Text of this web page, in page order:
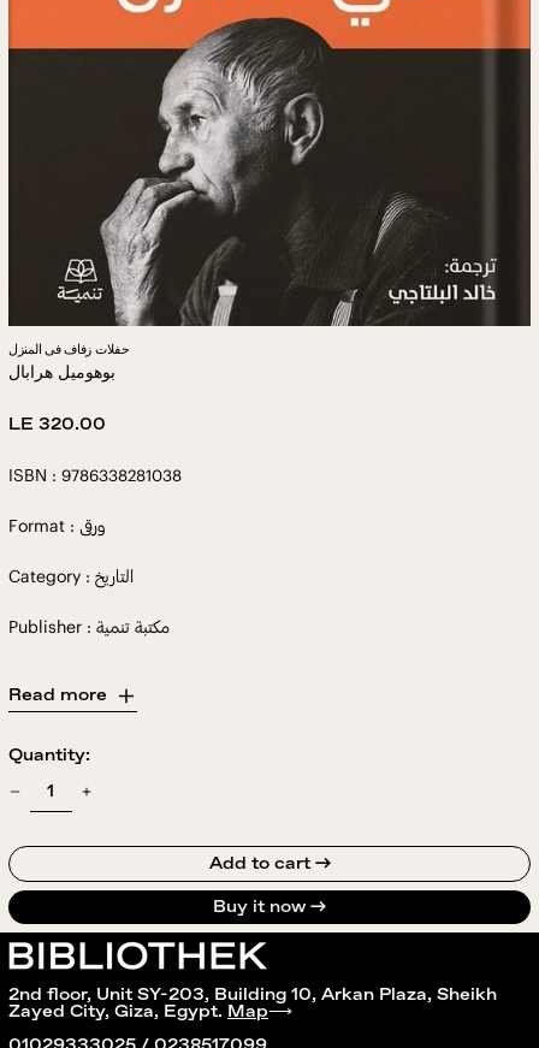
حفلات زفاف فى المنزل
بوهوميل هرابال
Regular
LE 320.00
ISBN : 9786338281038
Format : ورقى
Category : التاريخ
Publisher : مكتبة تنمية
Read more
Quantity:
Add to cart →
Buy it now
2nd floor, Unit SY-203, Building 10, Arkan Plaza, Sheikh
Zayed City, Giza, Egypt. Map⟶